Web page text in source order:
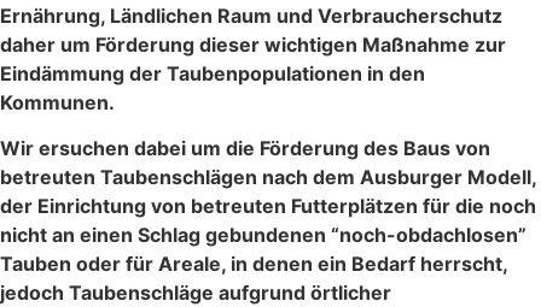
Ernährung, Ländlichen Raum und Verbraucherschutz
daher um Förderung dieser wichtigen Maßnahme zur
Eindämmung der Taubenpopulationen in den
Kommunen.
Wir ersuchen dabei um die Förderung des Baus von
betreuten Taubenschlägen nach dem Ausburger Modell,
der Einrichtung von betreuten Futterplätzen für die noch
nicht an einen Schlag gebundenen “noch-obdachlosen”
Tauben oder für Areale, in denen ein Bedarf herrscht,
jedoch Taubenschläge aufgrund örtlicher